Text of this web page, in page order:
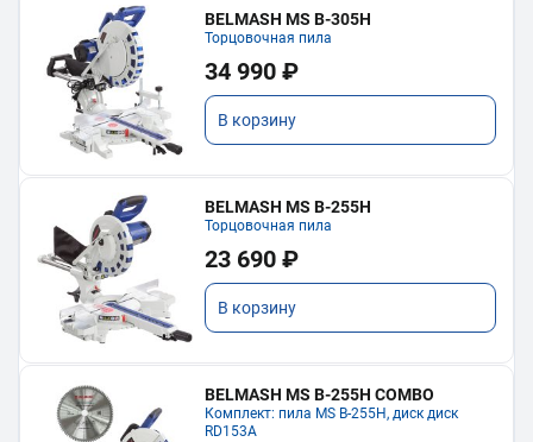
BELMASH MS B-305H
Торцовочная пила
34 990 ₽
В корзину
BELMASH MS B-255H
Торцовочная пила
23 690 ₽
В корзину
BELMASH MS B-255H COMBO
Комплект: пила MS B-255H, диск диск
RD153A